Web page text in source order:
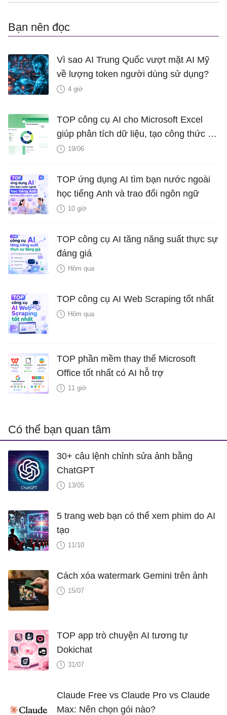
Bạn nên đọc
Vì sao AI Trung Quốc vượt mặt AI Mỹ
về lượng token người dùng sử dụng?
4 giờ
TOP công cụ AI cho Microsoft Excel
giúp phân tích dữ liệu, tạo công thức và
biểu đồ
19/06
TOP ứng dụng AI tìm bạn nước ngoài
học tiếng Anh và trao đổi ngôn ngữ
10 giờ
TOP công cụ AI tăng năng suất thực sự
đáng giá
Hôm qua
TOP công cụ AI Web Scraping tốt nhất
Hôm qua
TOP phần mềm thay thế Microsoft
Office tốt nhất có AI hỗ trợ
11 giờ
Có thể bạn quan tâm
30+ câu lệnh chỉnh sửa ảnh bằng
ChatGPT
13/05
5 trang web bạn có thể xem phim do AI
tạo
11/10
Cách xóa watermark Gemini trên ảnh
15/07
TOP app trò chuyện AI tương tự
Dokichat
31/07
Claude Free vs Claude Pro vs Claude
Max: Nên chọn gói nào?